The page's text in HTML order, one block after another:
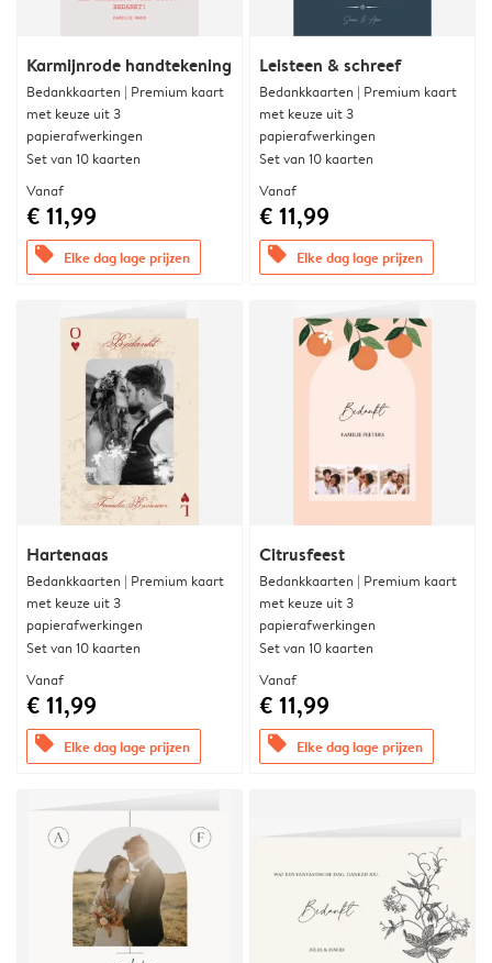
Karmijnrode handtekening
Bedankkaarten | Premium kaart
met keuze uit 3
papierafwerkingen
Set van 10 kaarten
Vanaf
€ 11,99
offers Elke dag lage prijzen
Leisteen & schreef
Bedankkaarten | Premium kaart
met keuze uit 3
papierafwerkingen
Set van 10 kaarten
Vanaf
€ 11,99
offers Elke dag lage prijzen
Hartenaas
Bedankkaarten | Premium kaart
met keuze uit 3
papierafwerkingen
Set van 10 kaarten
Vanaf
€ 11,99
offers Elke dag lage prijzen
Citrusfeest
Bedankkaarten | Premium kaart
met keuze uit 3
papierafwerkingen
Set van 10 kaarten
Vanaf
€ 11,99
offers Elke dag lage prijzen